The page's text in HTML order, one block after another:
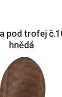
pod trofej
hnědá